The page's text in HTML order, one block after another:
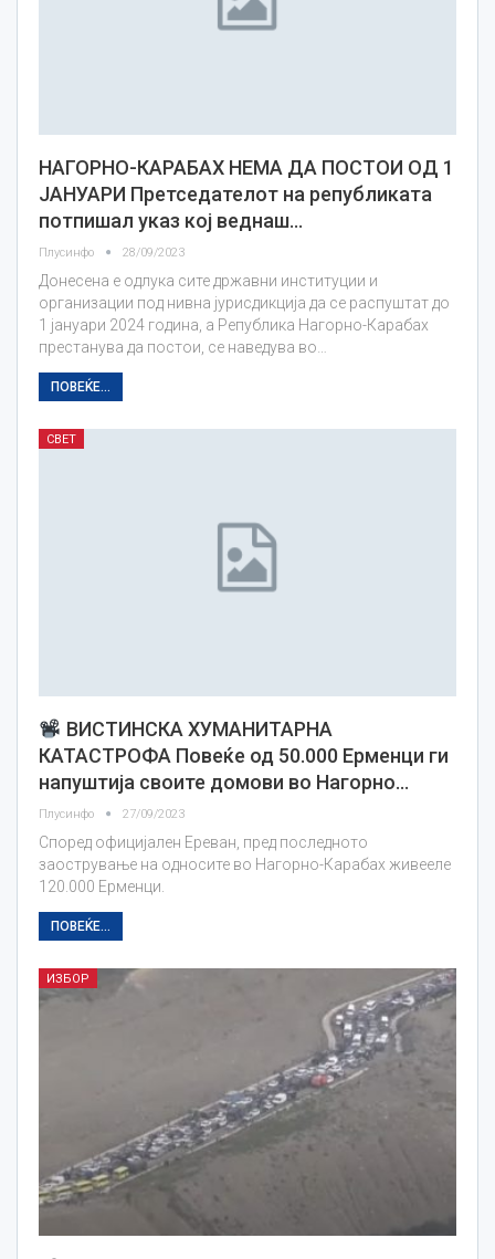
НАГОРНО-КАРАБАХ НЕМА ДА ПОСТОИ ОД 1
ЈАНУАРИ Претседателот на републиката
потпишал указ кој веднаш…
Плусинфо 28/09/2023
Донесена е одлука сите државни институции и
организации под нивна јурисдикција да се распуштат до
1 јануари 2024 година, а Република Нагорно-Карабах
престанува да постои, се наведува во…
ПОВЕЌЕ...
СВЕТ
ВИСТИНСКА ХУМАНИТАРНА
КАТАСТРОФА Повеќе од 50.000 Ерменци ги
напуштија своите домови во Нагорно…
Плусинфо 27/09/2023
Според официјален Ереван, пред последното
заострување на односите во Нагорно-Карабах живееле
120.000 Ерменци.
ПОВЕЌЕ...
ИЗБОР